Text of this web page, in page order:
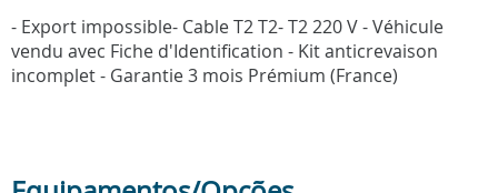
- Export impossible- Cable T2 T2- T2 220 V - Véhicule
vendu avec Fiche d'Identification - Kit anticrevaison
incomplet - Garantie 3 mois Prémium (France)